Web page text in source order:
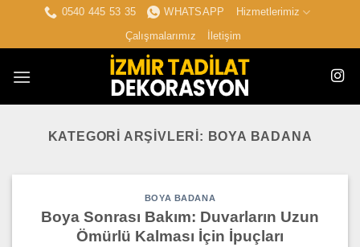
0540 445 53 35 WHATSAPP
Hizmetlerimiz
Çalışmalarımız
İletişim
KATEGORI ARŞIVLERI: BOYA BADANA
BOYA BADANA
Boya Sonrası Bakım: Duvarların Uzun
Ömürlü Kalması İçin İpuçları